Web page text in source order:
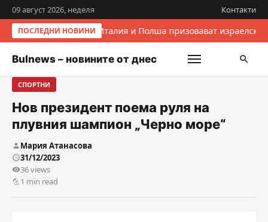
09 август 2026, неделя Контакти
ПОСЛЕДНИ НОВИНИ Италия и Полша призовават
Bulnews – новините от днес
СПОРТНИ
Нов президент поема руля на
плувния шампион „Черно море“
Мария Атанасова
31/12/2023
36 views
1 min read